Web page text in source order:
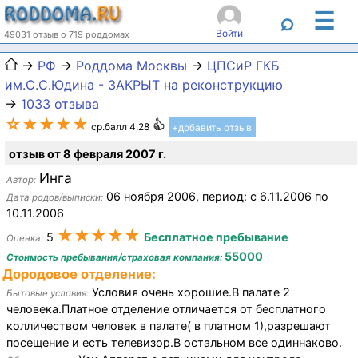
49031 отзыв о 719 роддомах Войти ⌕ ☰
→ РФ → Роддома Москвы → ЦПСиР ГКБ
им.С.С.Юдина - ЗАКРЫТ на реконструкцию
→ 1033 отзыва
☆★★★★ ср.балл 4,28 +добавить отзыв
отзыв от 8 февраля 2007 г.
Автор: Инга
Дата родов/выписки: 06 ноября 2006, период: c 6.11.2006 по
10.11.2006
Оценка: 5 ★★★★★ Бесплатное пребывание
Стоимость пребывания/страховая компания: 55000
Дородовое отделение:
Бытовые условия: Условия очень хорошие.В палате 2
человека.Платное отделение отличается от бесплатного
колличеством человек в палате( в платном 1),разрешают
посещение и есть телевизор.В остальном все одиннаково.